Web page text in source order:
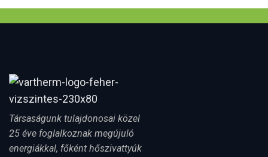
Társaságunk tulajdonosai közel
25 éve foglalkoznak megújuló
energiákkal, főként hőszivattyúk